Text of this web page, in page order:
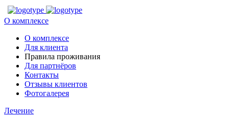
О комплексе
О комплексе
Для клиента
Правила проживания
Для партнёров
Контакты
Отзывы клиентов
Фотогалерея
Лечение